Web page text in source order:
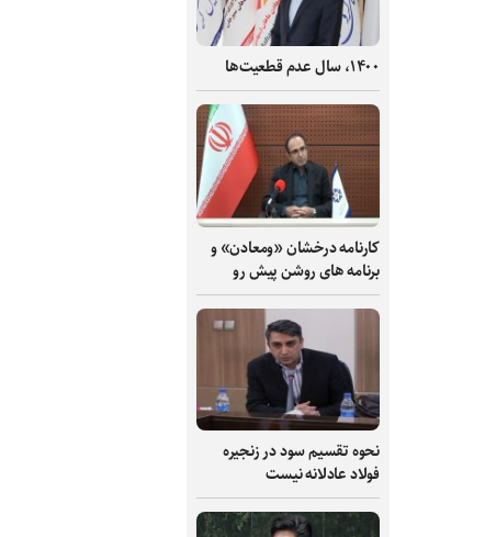
۱۴۰۰، سال عدم قطعیت‌ها
کارنامه درخشان «ومعادن» و
برنامه های روشن پیش رو
نحوه تقسیم سود در زنجیره
فولاد عادلانه نیست